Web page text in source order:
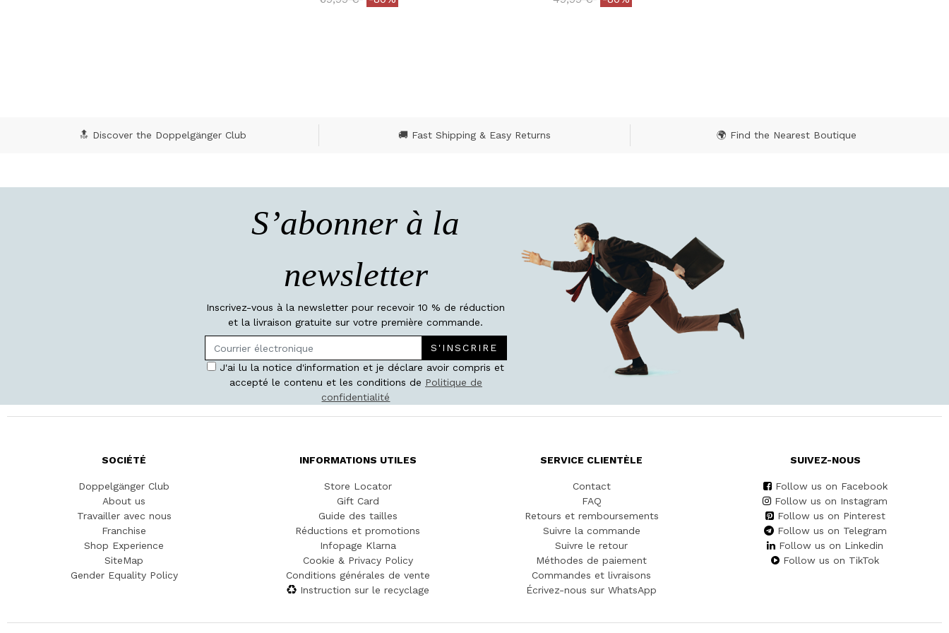
🔝 Discover the Doppelgänger Club 🚚 Fast Shipping & Easy Returns 🌍 Find the Nearest Boutique
S’abonner à la
newsletter
Inscrivez-vous à la newsletter pour recevoir 10 % de réduction
et la livraison gratuite sur votre première commande.
S'INSCRIRE
J'ai lu la notice d'information et je déclare avoir compris et
accepté le contenu et les conditions de Politique de
confidentialité
SOCIÉTÉ
Doppelgänger Club
About us
Travailler avec nous
Franchise
Shop Experience
SiteMap
Gender Equality Policy
INFORMATIONS UTILES
Store Locator
Gift Card
Guide des tailles
Réductions et promotions
Infopage Klarna
Cookie & Privacy Policy
Conditions générales de vente
Instruction sur le recyclage
SERVICE CLIENTÈLE
Contact
FAQ
Retours et remboursements
Suivre la commande
Suivre le retour
Méthodes de paiement
Commandes et livraisons
Écrivez-nous sur WhatsApp
SUIVEZ-NOUS
Follow us on Facebook
Follow us on Instagram
Follow us on Pinterest
Follow us on Telegram
Follow us on Linkedin
Follow us on TikTok